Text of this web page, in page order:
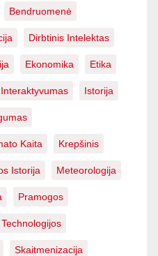
Bendruomenė
Dirbtinis Intelektas
Ekonomika Etika
Interaktyvumas Istorija
Kaita Krepšinis
Istorija Meteorologija
Pramogos
Skaitmenizacija